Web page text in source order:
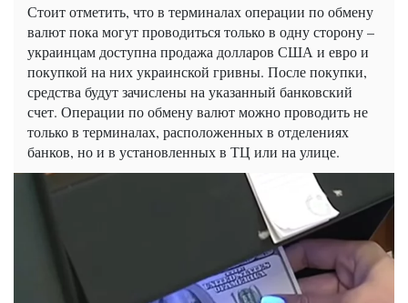
Стоит отметить, что в терминалах операции по обмену
валют пока могут проводиться только в одну сторону –
украинцам доступна продажа долларов США и евро и
покупкой на них украинской гривны. После покупки,
средства будут зачислены на указанный банковский
счет. Операции по обмену валют можно проводить не
только в терминалах, расположенных в отделениях
банков, но и в установленных в ТЦ или на улице.